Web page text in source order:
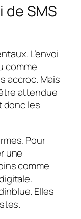
de SMS
L’envoi
comme
accroc. Mais
attendue
donc les
Pour
une
comme
Elles